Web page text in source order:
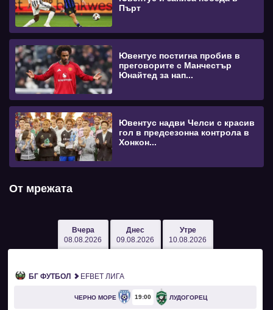
Пърт
Ювентус постигна пробив в
преговорите с Манчестър
Юнайтед за нап...
Ювентус надви Челси с красив
гол в предсезонна контрола в
Хонкон...
От мрежата
Вчера
08.08.2026
Днес
09.08.2026
Утре
10.08.2026
БГ ФУТБОЛ EFBET ЛИГА
ЧЕРНО МОРЕ 19 00 ЛУДОГОРЕЦ